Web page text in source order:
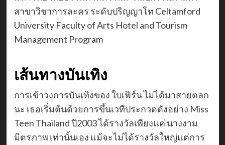
สาขาวิชาการละคร ระดับปริญญาโท Celtamford
University Faculty of Arts Hotel and Tourism
Management Program
เส้นทางบันเทิง
การเข้าวงการบันเทิงของ ใบเฟิร์น ไม่ได้มาสายตลก
นะ เธอเริ่มต้นด้วยการขึ้นเวทีประกวดดังอย่าง Miss
Teen Thailandปี2003 ได้รางวัลเพียงแค่ นางงาม
มิตรภาพ เท่านั้นเอง แม้จะไม่ได้รางวัลใหญ่แต่การ